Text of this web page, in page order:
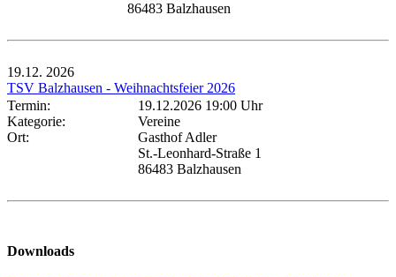
86483 Balzhausen
19.12. 2026
TSV Balzhausen - Weihnachtsfeier 2026
Termin:
19.12.2026 19:00 Uhr
Kategorie:
Vereine
Ort:
Gasthof Adler
St.-Leonhard-Straße 1
86483 Balzhausen
Downloads